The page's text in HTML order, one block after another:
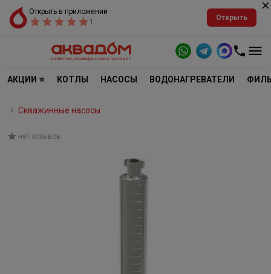
Открыть в приложении
1
Открыть
АКЦИИ ⭐ КОТЛЫ НАСОСЫ ВОДОНАГРЕВАТЕЛИ
Скважинные насосы
нет отзывов